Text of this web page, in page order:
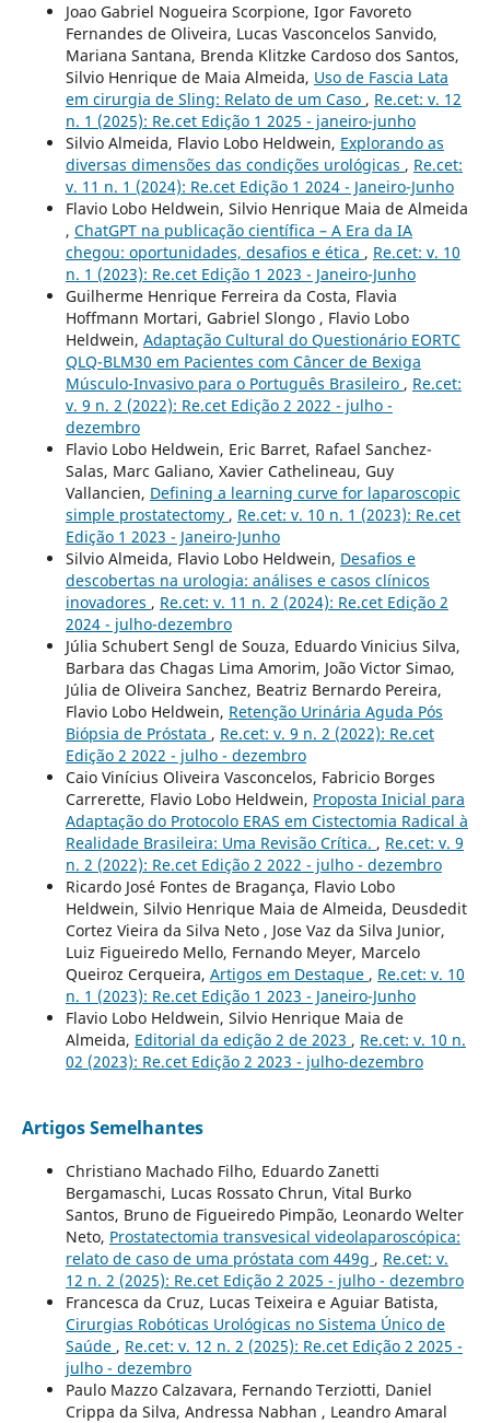
Joao Gabriel Nogueira Scorpione, Igor Favoreto
Fernandes de Oliveira, Lucas Vasconcelos Sanvido,
Mariana Santana, Brenda Klitzke Cardoso dos Santos,
Silvio Henrique de Maia Almeida, Uso de Fascia Lata
em cirurgia de Sling: Relato de um Caso , Re.cet: v. 12
n. 1 (2025): Re.cet Edição 1 2025 - janeiro-junho
Silvio Almeida, Flavio Lobo Heldwein, Explorando as
diversas dimensões das condições urológicas , Re.cet:
v. 11 n. 1 (2024): Re.cet Edição 1 2024 - Janeiro-Junho
Flavio Lobo Heldwein, Silvio Henrique Maia de Almeida
, ChatGPT na publicação científica – A Era da IA
chegou: oportunidades, desafios e ética , Re.cet: v. 10
n. 1 (2023): Re.cet Edição 1 2023 - Janeiro-Junho
Guilherme Henrique Ferreira da Costa, Flavia
Hoffmann Mortari, Gabriel Slongo , Flavio Lobo
Heldwein, Adaptação Cultural do Questionário EORTC
QLQ-BLM30 em Pacientes com Câncer de Bexiga
Músculo-Invasivo para o Português Brasileiro , Re.cet:
v. 9 n. 2 (2022): Re.cet Edição 2 2022 - julho -
dezembro
Flavio Lobo Heldwein, Eric Barret, Rafael Sanchez-
Salas, Marc Galiano, Xavier Cathelineau, Guy
Vallancien, Defining a learning curve for laparoscopic
simple prostatectomy , Re.cet: v. 10 n. 1 (2023): Re.cet
Edição 1 2023 - Janeiro-Junho
Silvio Almeida, Flavio Lobo Heldwein, Desafios e
descobertas na urologia: análises e casos clínicos
inovadores , Re.cet: v. 11 n. 2 (2024): Re.cet Edição 2
2024 - julho-dezembro
Júlia Schubert Sengl de Souza, Eduardo Vinicius Silva,
Barbara das Chagas Lima Amorim, João Victor Simao,
Júlia de Oliveira Sanchez, Beatriz Bernardo Pereira,
Flavio Lobo Heldwein, Retenção Urinária Aguda Pós
Biópsia de Próstata , Re.cet: v. 9 n. 2 (2022): Re.cet
Edição 2 2022 - julho - dezembro
Caio Vinícius Oliveira Vasconcelos, Fabricio Borges
Carrerette, Flavio Lobo Heldwein, Proposta Inicial para
Adaptação do Protocolo ERAS em Cistectomia Radical à
Realidade Brasileira: Uma Revisão Crítica. , Re.cet: v. 9
n. 2 (2022): Re.cet Edição 2 2022 - julho - dezembro
Ricardo José Fontes de Bragança, Flavio Lobo
Heldwein, Silvio Henrique Maia de Almeida, Deusdedit
Cortez Vieira da Silva Neto , Jose Vaz da Silva Junior,
Luiz Figueiredo Mello, Fernando Meyer, Marcelo
Queiroz Cerqueira, Artigos em Destaque , Re.cet: v. 10
n. 1 (2023): Re.cet Edição 1 2023 - Janeiro-Junho
Flavio Lobo Heldwein, Silvio Henrique Maia de
Almeida, Editorial da edição 2 de 2023 , Re.cet: v. 10 n.
02 (2023): Re.cet Edição 2 2023 - julho-dezembro
Artigos Semelhantes
Christiano Machado Filho, Eduardo Zanetti
Bergamaschi, Lucas Rossato Chrun, Vital Burko
Santos, Bruno de Figueiredo Pimpão, Leonardo Welter
Neto, Prostatectomia transvesical videolaparoscópica:
relato de caso de uma próstata com 449g , Re.cet: v.
12 n. 2 (2025): Re.cet Edição 2 2025 - julho - dezembro
Francesca da Cruz, Lucas Teixeira e Aguiar Batista,
Cirurgias Robóticas Urológicas no Sistema Único de
Saúde , Re.cet: v. 12 n. 2 (2025): Re.cet Edição 2 2025 -
julho - dezembro
Paulo Mazzo Calzavara, Fernando Terziotti, Daniel
Crippa da Silva, Andressa Nabhan , Leandro Amaral